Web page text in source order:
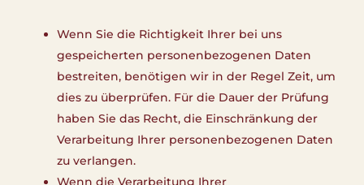
Wenn Sie die Richtigkeit Ihrer bei uns
gespeicherten personenbezogenen Daten
bestreiten, benötigen wir in der Regel Zeit, um
dies zu überprüfen. Für die Dauer der Prüfung
haben Sie das Recht, die Einschränkung der
Verarbeitung Ihrer personenbezogenen Daten
zu verlangen.
Wenn die Verarbeitung Ihrer